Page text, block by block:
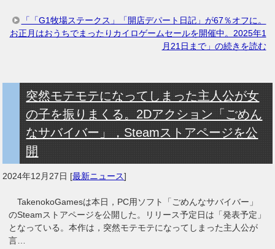
「「G1牧場ステークス」「開店デパート日記」が67％オフに。
お正月はおうちでまったりカイロゲームセールを開催中。2025年1
月21日まで」の続きを読む
突然モテモテになってしまった主人公が女
の子を振りまくる。2Dアクション「ごめん
なサバイバー」，Steamストアページを公
開
2024年12月27日 [最新ニュース]
TakenokoGamesは本日，PC用ソフト「ごめんなサバイバー」
のSteamストアページを公開した。リリース予定日は「発表予定」
となっている。本作は，突然モテモテになってしまった主人公が
言…